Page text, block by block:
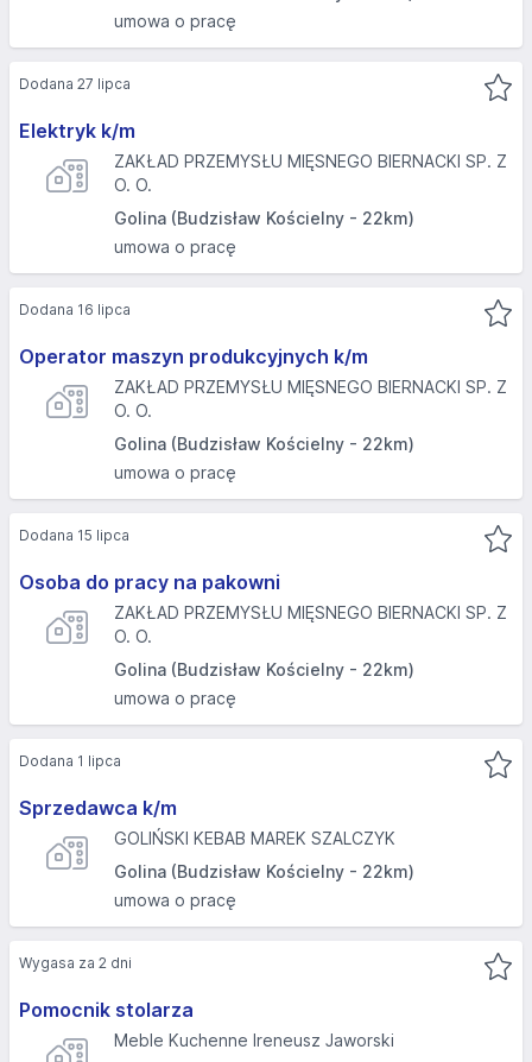
umowa o pracę
Elektryk k/m
ZAKŁAD PRZEMYSŁU MIĘSNEGO BIERNACKI SP. Z
O. O.
Golina (Budzisław Kościelny - 22km)
umowa o pracę
Dodana 27 lipca
Operator maszyn produkcyjnych k/m
ZAKŁAD PRZEMYSŁU MIĘSNEGO BIERNACKI SP. Z
O. O.
Golina (Budzisław Kościelny - 22km)
umowa o pracę
Dodana 16 lipca
Osoba do pracy na pakowni
ZAKŁAD PRZEMYSŁU MIĘSNEGO BIERNACKI SP. Z
O. O.
Golina (Budzisław Kościelny - 22km)
umowa o pracę
Dodana 15 lipca
Sprzedawca k/m
GOLIŃSKI KEBAB MAREK SZALCZYK
Golina (Budzisław Kościelny - 22km)
umowa o pracę
Dodana 1 lipca
Pomocnik stolarza
Meble Kuchenne Ireneusz Jaworski
Wygasa za 2 dni